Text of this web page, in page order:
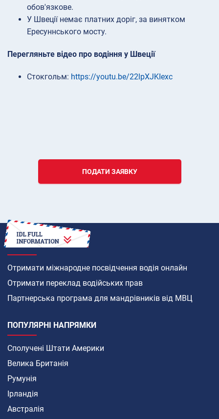
обов'язкове.
У Швеції немає платних доріг, за винятком
Ересуннського мосту.
Перегляньте відео про водіння у Швеції
Стокгольм: https://youtu.be/22lpXJKIexc
ПОДАТИ ЗАЯВКУ
ЯК
Отримати міжнародне посвідчення водія онлайн
Отримати переклад водійських прав
Партнерська програма для мандрівників від МВЦ
ПОПУЛЯРНІ НАПРЯМКИ
Сполучені Штати Америки
Велика Британія
Румунія
Ірландія
Австралія